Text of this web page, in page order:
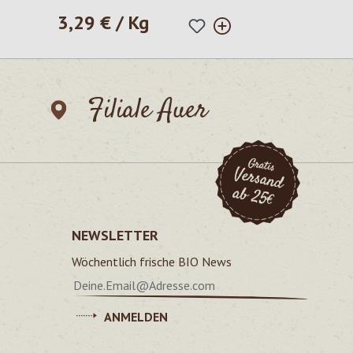
Regulärer Preis:
3,29 € / Kg
Filiale Auer
NEWSLETTER
Wöchentlich frische BIO News
ANMELDEN